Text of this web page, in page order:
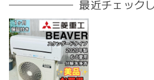
最近チェック